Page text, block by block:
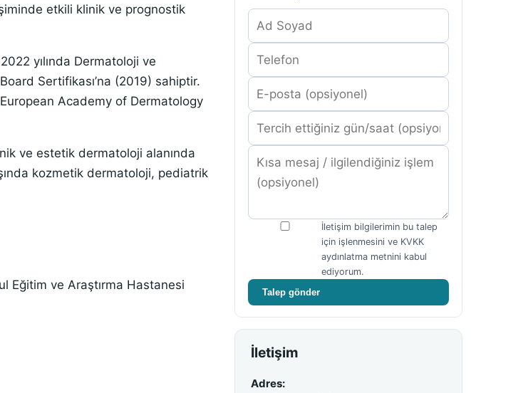
etkili klinik ve prognostik
2022 yılında Dermatoloji ve
Sertifikası’na (2019) sahiptir.
Academy of Dermatology
ve estetik dermatoloji alanında
kozmetik dermatoloji, pediatrik
Eğitim ve Araştırma Hastanesi
İletişim bilgilerimin bu talep
için işlenmesini ve KVKK
aydınlatma metnini kabul
ediyorum.
Talep gönder
İletişim
Adres: